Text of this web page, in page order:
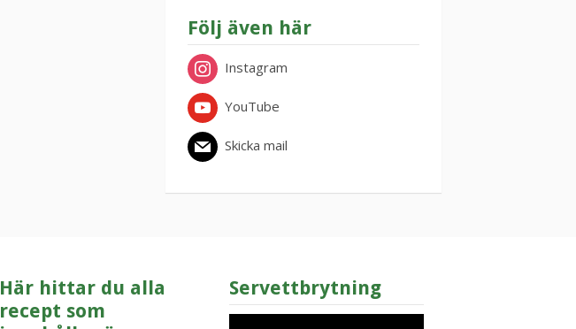
Följ även här
Instagram
YouTube
Skicka mail
Här hittar du alla
recept som
Servettbrytning